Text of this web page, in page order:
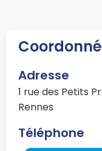
Adresse
1 rue des Petits
Rennes
Téléphone